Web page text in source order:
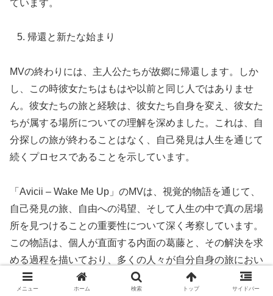
ています。
帰還と新たな始まり
MVの終わりには、主人公たちが故郷に帰還します。しか
し、この時彼女たちはもはや以前と同じ人ではありませ
ん。彼女たちの旅と経験は、彼女たち自身を変え、彼女た
ちが属する場所についての理解を深めました。これは、自
分探しの旅が終わることはなく、自己発見は人生を通じて
続くプロセスであることを示しています。
「Avicii – Wake Me Up」のMVは、視覚的物語を通じて、
自己発見の旅、自由への渇望、そして人生の中で真の居場
所を見つけることの重要性について深く考察しています。
この物語は、個人が直面する内面の葛藤と、その解決を求
める過程を描いており、多くの人々が自分自身の旅におい
て直面するであろう問題に共感を呼び起こします。
メニュー ホーム 検索 トップ サイドバー